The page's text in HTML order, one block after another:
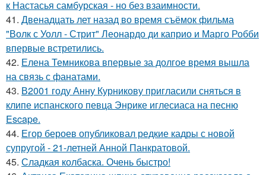
к Настасья самбурская - но без взаимности.
41. Двенадцать лет назад во время съёмок фильма
"Волк с Уолл - Стрит" Леонардо ди каприо и Марго Робби
впервые встретились.
42. Елена Темникова впервые за долгое время вышла
на связь с фанатами.
43. В2001 году Анну Курникову пригласили сняться в
клипе испанского певца Энрике иглесиаса на песню
Escape.
44. Егор бероев опубликовал редкие кадры с новой
супругой - 21-летней Анной Панкратовой.
45. Сладкая колбаска. Очень быстро!